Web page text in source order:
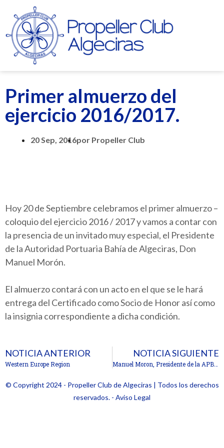
Primer almuerzo del
ejercicio 2016/2017.
20 Sep, 2016por Propeller Club
Hoy 20 de Septiembre celebramos el primer almuerzo –
coloquio del ejercicio 2016 / 2017 y vamos a contar con
la presencia de un invitado muy especial, el Presidente
de la Autoridad Portuaria Bahía de Algeciras, Don
Manuel Morón.
El almuerzo contará con un acto en el que se le hará
entrega del Certificado como Socio de Honor así como
la insignia correspondiente a dicha condición.
NOTICIA ANTERIOR
Western Europe Region
NOTICIA SIGUIENTE
Manuel Moron, Presidente de la APBA, Socio Honorario del Propeller Club de Algeciras.
© Copyright 2024 - Propeller Club de Algeciras | Todos los derechos
reservados. - Aviso Legal